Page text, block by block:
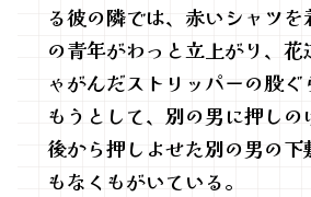
る彼の隣では、赤いシャツ
の青年がわっと立上がり、花
ゃがんだストリッパーの股ぐ
もうとして、別の男に押し
後から押しよせた別の男の
もなくもがいている。